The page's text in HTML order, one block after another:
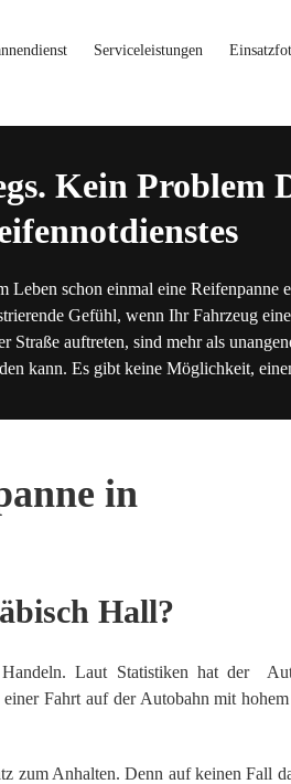
Serviceleistungen
Kein Problem
schon einmal eine Reifenpanne
Gefühl, wenn Ihr Fahrzeug
Straße auftreten, sind mehr als
kann. Es gibt keine Möglichkeit,
in
Hall?
Laut Statistiken hat der
Fahrt auf der Autobahn mit
zum Anhalten. Denn auf keinen Fall